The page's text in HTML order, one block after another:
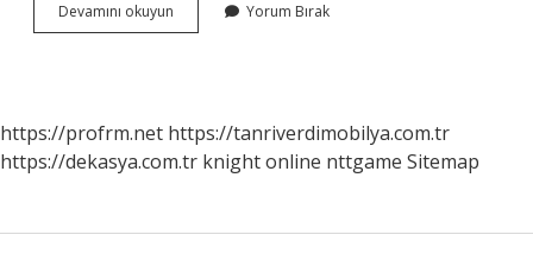
Devamını okuyun
Roman
Yorum Bırak
https://profrm.net https://tanriverdimobilya.com.tr
https://dekasya.com.tr knight online nttgame Sitemap